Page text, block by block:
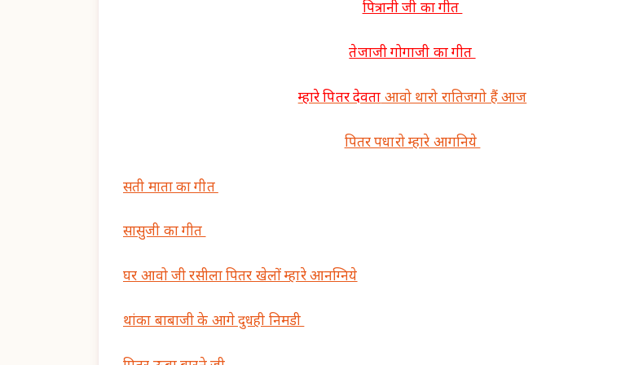
पित्रानी जी का गीत
तेजाजी गोगाजी का गीत
म्हारे पितर देवताआवो थारो रातिजगो हैं आज
पितर पधारो म्हारे आगनिये
सती माता का गीत
सासुजी का गीत
घर आवो जी रसीला पितर खेलों म्हारे आनग्निये
थांका बाबाजी के आगे दुधही निमडी